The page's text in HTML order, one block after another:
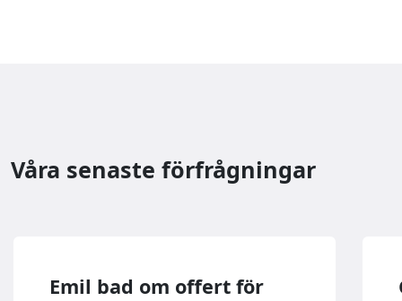
Våra senaste förfrågningar
Emil bad om offert för